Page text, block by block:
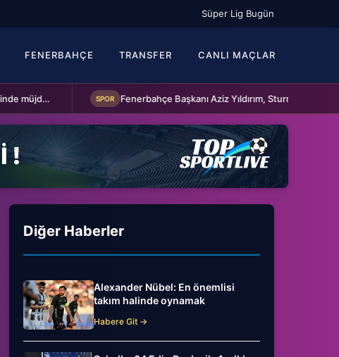
Süper Lig Bugün
FENERBAHÇE TRANSFER CANLI MAÇLAR
Fenerbahçe Başkanı Aziz Yıldırım, Sturm Graz maçı öncesi takımı ziyaret etti
Diğer Haberler
Alexander Nübel: En önemlisi
takım halinde oynamak
Habere Git →